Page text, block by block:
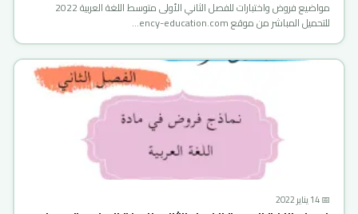
للتحميل المباشر من موقع ency-education.com…
📅 14 يناير 2022